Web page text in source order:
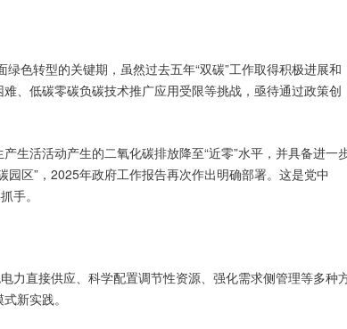
色转型的关键期，虽然过去五年“双碳”工作取得积极进展和
、低碳零碳负碳技术推广应用受限等挑战，亟待通过政策创
生活活动产生的二氧化碳排放降至“近零”水平，并具备进一
区”，2025年政府工作报告再次作出明确部署。这是党中
手。
力直接供应、科学配置调节性资源、强化需求侧管理等多种
新实践。